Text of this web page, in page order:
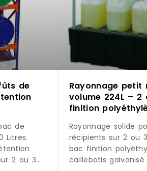
de
de
Litres.
2 ou 3
Rayonnage petit
volume 224L – 2
finition
Rayonnage solide
récipients sur 2 ou
bac finition
caillebotis